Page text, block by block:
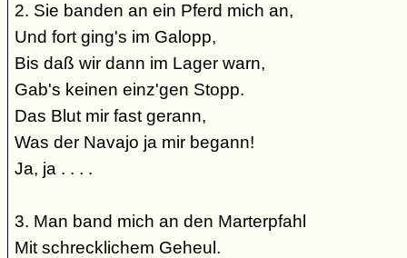
2. Sie banden an ein Pferd mich an,
Und fort ging's im Galopp,
Bis daß wir dann im Lager warn,
Gab's keinen einz'gen Stopp.
Das Blut mir fast gerann,
Was der Navajo ja mir begann!
Ja, ja . . . .
3. Man band mich an den Marterpfahl
Mit schrecklichem Geheul.